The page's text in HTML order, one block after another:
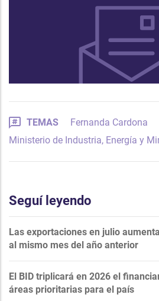
TEMAS Fernanda Cardona
Ministerio de Industria, Energía y
Seguí leyendo
Las exportaciones en julio
al mismo mes del año anterior
El BID triplicará en 2026 el
áreas prioritarias para el país